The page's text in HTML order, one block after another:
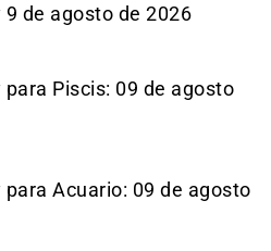
9 de agosto de 2026
Piscis: 09 de agosto
Acuario: 09 de agosto